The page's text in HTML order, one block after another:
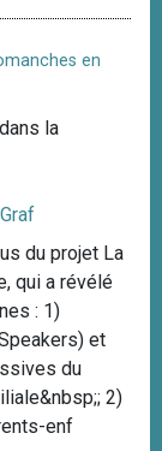
en
la
du projet La
qui a révélé
: 1)
et
du
2)
enf